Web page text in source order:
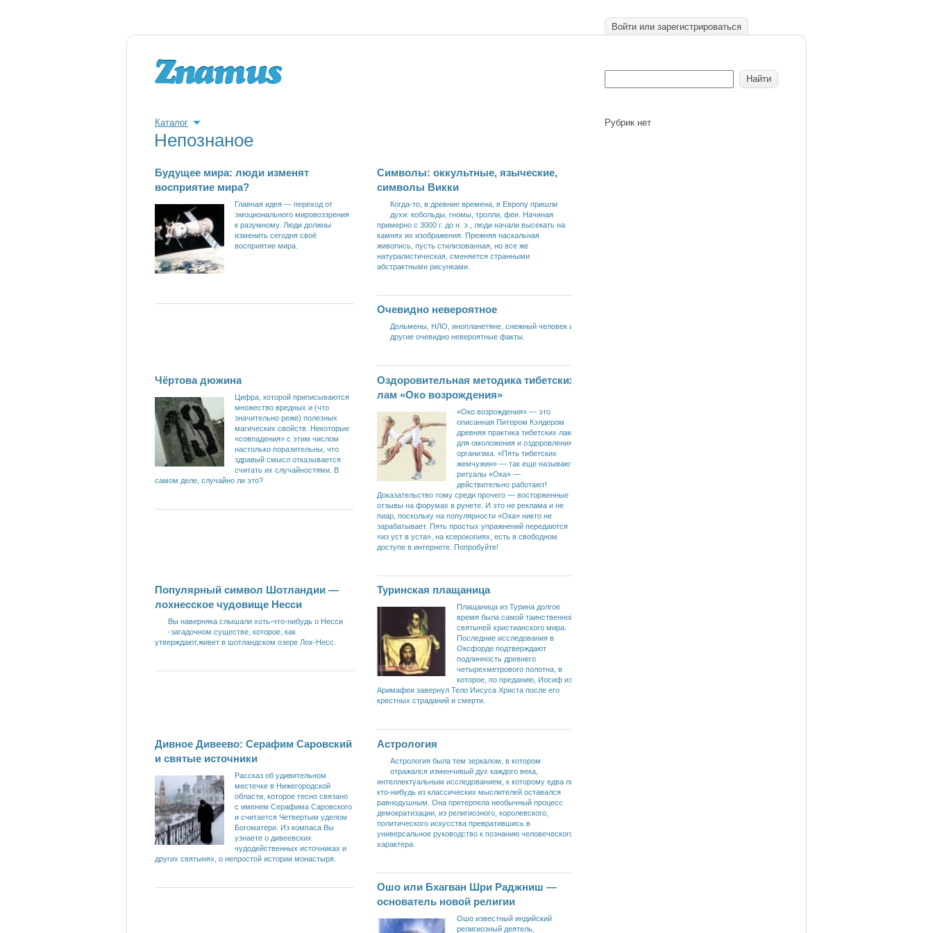
Войти или зарегистрироваться
Каталог
Непознаное
Будущее мира: люди изменят
восприятие мира?
Главная идея — переход от
эмоционального мировоззрения
к разумному. Люди должны
изменить сегодня своё
восприятие мира.
Символы: оккультные, языческие,
символы Викки
Когда-то, в древние времена, в Европу пришли
духи: кобольды, гномы, тролли, феи. Начиная
примерно с 3000 г. до н. э., люди начали высекать на
камнях их изображения. Прежняя наскальная
живопись, пусть стилизованная, но все же
натуралистическая, сменяется странными
абстрактными рисунками.
Очевидно невероятное
Дольмены, НЛО, инопланетяне, снежный человек и
другие очевидно невероятные факты.
Чёртова дюжина
Цифра, которой приписываются
множество вредных и (что
значительно реже) полезных
магических свойств. Некоторые
«совпадения» с этим числом
настолько поразительны, что
здравый смысл отказывается
считать их случайностями. В
самом деле, случайно ли это?
Оздоровительная методика тибетских
лам «Око возрождения»
«Око возрождения» — это
описанная Питером Кэлдером
древняя практика тибетских лам
для омоложения и оздоровления
организма. «Пять тибетских
жемчужин» — так еще называют
ритуалы «Ока» —
действительно работают!
Доказательство тому среди прочего — восторженные
отзывы на форумах в рунете. И это не реклама и не
пиар, поскольку на популярности «Ока» никто не
зарабатывает. Пять простых упражнений передаются
«из уст в уста», на ксерокопиях, есть в свободном
доступе в интернете. Попробуйте!
Популярный символ Шотландии —
лохнесское чудовище Несси
Вы наверняка слышали хоть-что-нибудь о Несси
-загадочном существе, которое, как
утверждают,живет в шотландском озере Лох-Несс.
Туринская плащаница
Плащаница из Турина долгое
время была самой таинственной
святыней христианского мира.
Последние исследования в
Оксфорде подтверждают
подлинность древнего
четырехметрового полотна, в
которое, по преданию, Иосиф из
Аримафеи завернул Тело Иисуса Христа после его
крестных страданий и смерти.
Дивное Дивеево: Серафим Саровский
и святые источники
Рассказ об удивительном
местечке в Нижегородской
области, которое тесно связано
с именем Серафима Саровского
и считается Четвертым уделом
Богоматери. Из компаса Вы
узнаете о дивеевских
чудодейственных источниках и
других святынях, о непростой истории монастыря.
Астрология
Астрология была тем зеркалом, в котором
отражался изменчивый дух каждого века,
интеллектуальным исследованием, к которому едва ли
кто-нибудь из классических мыслителей оставался
равнодушным. Она претерпела необычный процесс
демократизации, из религиозного, королевского,
политического искусства превратившись в
универсальное руководство к познанию человеческого
характера.
Ошо или Бхагван Шри Раджниш —
основатель новой религии
Ошо известный индийский
религиозный деятель,
Рубрик нет